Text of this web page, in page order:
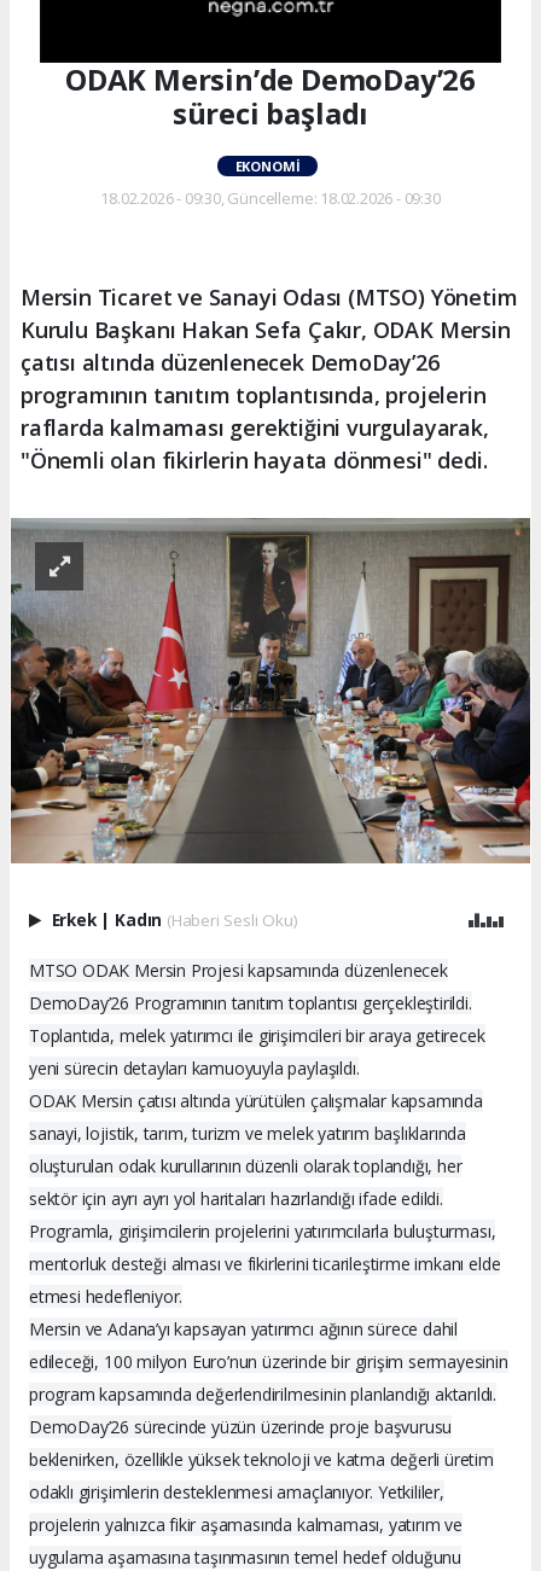
ODAK Mersin’de DemoDay’26
süreci başladı
EKONOMI
18.02.2026 - 09:30, Güncelleme: 18.02.2026 - 09:30
Mersin Ticaret ve Sanayi Odası (MTSO) Yönetim
Kurulu Başkanı Hakan Sefa Çakır, ODAK Mersin
çatısı altında düzenlenecek DemoDay’26
programının tanıtım toplantısında, projelerin
raflarda kalmaması gerektiğini vurgulayarak,
"Önemli olan fikirlerin hayata dönmesi" dedi.
Erkek Kadın (Haberi Sesli Oku)
MTSO ODAK Mersin Projesi kapsamında düzenlenecek
DemoDay’26 Programının tanıtım toplantısı gerçekleştirildi.
Toplantıda, melek yatırımcı ile girişimcileri bir araya getirecek
yeni sürecin detayları kamuoyuyla paylaşıldı.
ODAK Mersin çatısı altında yürütülen çalışmalar kapsamında
sanayi, lojistik, tarım, turizm ve melek yatırım başlıklarında
oluşturulan odak kurullarının düzenli olarak toplandığı, her
sektör için ayrı ayrı yol haritaları hazırlandığı ifade edildi.
Programla, girişimcilerin projelerini yatırımcılarla buluşturması,
mentorluk desteği alması ve fikirlerini ticarileştirme imkanı elde
etmesi hedefleniyor.
Mersin ve Adana’yı kapsayan yatırımcı ağının sürece dahil
edileceği, 100 milyon Euro’nun üzerinde bir girişim sermayesinin
program kapsamında değerlendirilmesinin planlandığı aktarıldı.
DemoDay’26 sürecinde yüzün üzerinde proje başvurusu
beklenirken, özellikle yüksek teknoloji ve katma değerli üretim
odaklı girişimlerin desteklenmesi amaçlanıyor. Yetkililer,
projelerin yalnızca fikir aşamasında kalmaması, yatırım ve
uygulama aşamasına taşınmasının temel hedef olduğunu